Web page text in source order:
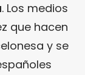
. Los medios
que hacen
y se